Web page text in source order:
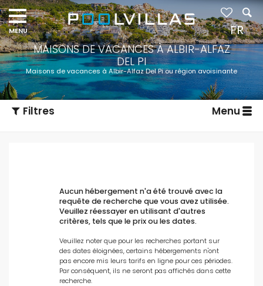
MAISONS DE VACANCES À ALBIR-ALFAZ
DEL PI
Maisons de vacances à Albir-Alfaz Del Pi ou région avoisinante
Filtres Menu
Type d'hébergement
Personnes
Aucun hébergement n'a été trouvé avec la
requête de recherche que vous avez utilisée.
Veuillez réessayer en utilisant d'autres
critères, tels que le prix ou les dates.
Veuillez noter que pour les recherches portant sur
des dates éloignées, certains hébergements n'ont
pas encore mis leurs tarifs en ligne pour ces périodes.
Par conséquent, ils ne seront pas affichés dans cette
recherche.
FR